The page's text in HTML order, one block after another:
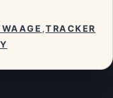
,TRACKER